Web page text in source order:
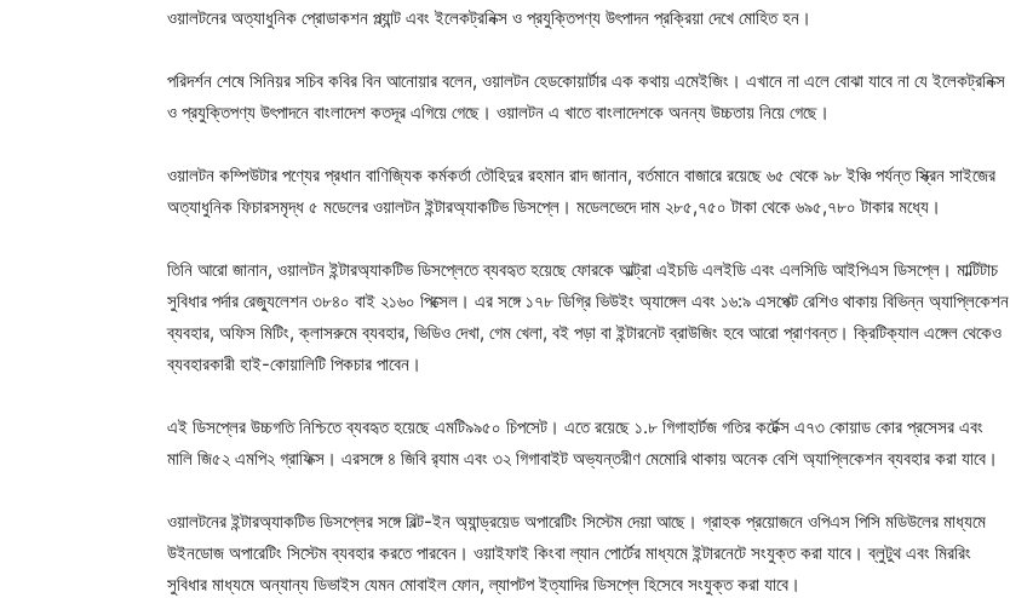
ওয়ালটনের অত্যাধুনিক প্রোডাকশন প্ল্যান্ট এবং ইলেকট্রনিক্স ও প্রযুক্তিপণ্য উৎপাদন প্রক্রিয়া দেখে মোহিত হন।
পরিদর্শন শেষে সিনিয়র সচিব কবির বিন আনোয়ার বলেন, ওয়ালটন হেডকোয়ার্টার এক কথায় এমেইজিং। এখানে না এলে বোঝা যাবে না যে ইলেকট্রনিক্স
ও প্রযুক্তিপণ্য উৎপাদনে বাংলাদেশ কতদূর এগিয়ে গেছে। ওয়ালটন এ খাতে বাংলাদেশকে অনন্য উচ্চতায় নিয়ে গেছে।
ওয়ালটন কম্পিউটার পণ্যের প্রধান বাণিজ্যিক কর্মকর্তা তৌহিদুর রহমান রাদ জানান, বর্তমানে বাজারে রয়েছে ৬৫ থেকে ৯৮ ইঞ্চি পর্যন্ত স্ক্রিন সাইজের
অত্যাধুনিক ফিচারসমৃদ্ধ ৫ মডেলের ওয়ালটন ইন্টারঅ্যাকটিভ ডিসপ্লে। মডেলভেদে দাম ২৮৫,৭৫০ টাকা থেকে ৬৯৫,৭৮০ টাকার মধ্যে।
তিনি আরো জানান, ওয়ালটন ইন্টারঅ্যাকটিভ ডিসপ্লেতে ব্যবহৃত হয়েছে ফোরকে আল্ট্রা এইচডি এলইডি এবং এলসিডি আইপিএস ডিসপ্লে। মাল্টিটাচ
সুবিধার পর্দার রেজ্যুলেশন ৩৮৪০ বাই ২১৬০ পিক্সেল। এর সঙ্গে ১৭৮ ডিগ্রি ভিউইং অ্যাঙ্গেল এবং ১৬:৯ এসপেক্ট রেশিও থাকায় বিভিন্ন অ্যাপ্লিকেশন
ব্যবহার, অফিস মিটিং, ক্লাসরুমে ব্যবহার, ভিডিও দেখা, গেম খেলা, বই পড়া বা ইন্টারনেট ব্রাউজিং হবে আরো প্রাণবন্ত। ক্রিটিক্যাল এঙ্গেল থেকেও
ব্যবহারকারী হাই-কোয়ালিটি পিকচার পাবেন।
এই ডিসপ্লের উচ্চগতি নিশ্চিতে ব্যবহৃত হয়েছে এমটি৯৯৫০ চিপসেট। এতে রয়েছে ১.৮ গিগাহার্টজ গতির কর্টেক্স এ৭৩ কোয়াড কোর প্রসেসর এবং
মালি জি৫২ এমপি২ গ্রাফিক্স। এরসঙ্গে ৪ জিবি র‌্যাম এবং ৩২ গিগাবাইট অভ্যন্তরীণ মেমোরি থাকায় অনেক বেশি অ্যাপ্লিকেশন ব্যবহার করা যাবে।
ওয়ালটনের ইন্টারঅ্যাকটিভ ডিসপ্লের সঙ্গে বিল্ট-ইন অ্যান্ড্রয়েড অপারেটিং সিস্টেম দেয়া আছে। গ্রাহক প্রয়োজনে ওপিএস পিসি মডিউলের মাধ্যমে
উইনডোজ অপারেটিং সিস্টেম ব্যবহার করতে পারবেন। ওয়াইফাই কিংবা ল্যান পোর্টের মাধ্যমে ইন্টারনেটে সংযুক্ত করা যাবে। ব্লুটুথ এবং মিররিং
সুবিধার মাধ্যমে অন্যান্য ডিভাইস যেমন মোবাইল ফোন, ল্যাপটপ ইত্যাদির ডিসপ্লে হিসেবে সংযুক্ত করা যাবে।